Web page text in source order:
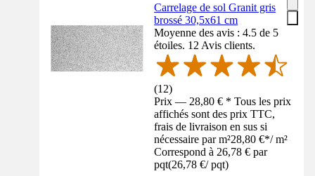
Carrelage de sol Granit gris
brossé 30,5x61 cm
Moyenne des avis : 4.5 de 5
étoiles. 12 Avis clients.
(12)
Prix — 28,80 € * Tous les prix
affichés sont des prix TTC,
frais de livraison en sus si
nécessaire par m²28,80 €*/ m²
Correspond à 26,78 € par
pqt(26,78 €/ pqt)